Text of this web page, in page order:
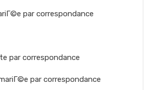
par correspondance
par correspondance
par correspondance